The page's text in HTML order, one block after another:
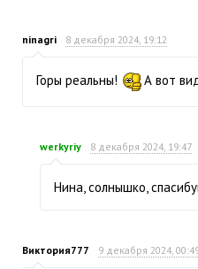
ninagri 8 декабря 2024, 19:12
Горы реальны! А вот
werkyriy 8 декабря 2024, 19:47
Нина, солнышко,
Виктория777 9 декабря 2024,